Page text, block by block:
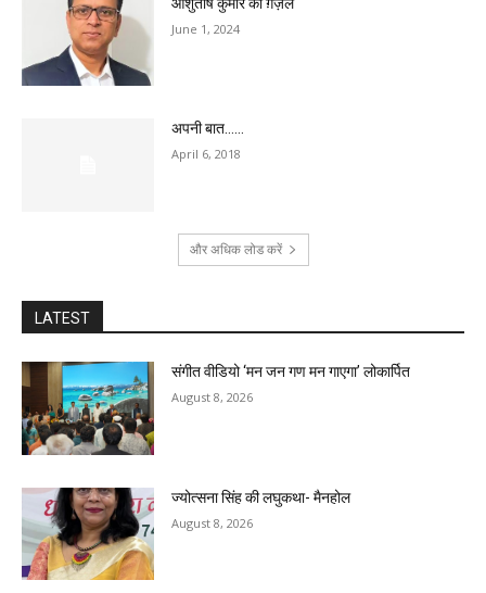
June 1, 2024
अपनी बात……
April 6, 2018
और अधिक लोड करें
LATEST
संगीत वीडियो ‘मन जन गण मन गाएगा’ लोकार्पित
August 8, 2026
ज्योत्सना सिंह की लघुकथा- मैनहोल
August 8, 2026